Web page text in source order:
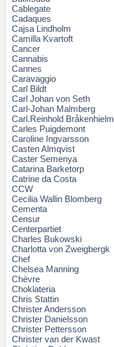
Cablegate
Cadaques
Cajsa Lindholm
Camilla Kvartoft
Cancer
Cannabis
Cannes
Caravaggio
Carl Bildt
Carl Johan von Seth
Carl-Johan Malmberg
Carl.Reinhold Bråkenhielm
Carles Puigdemont
Caroline Ingvarsson
Casten Almqvist
Caster Semenya
Catarina Barketorp
Catrine da Costa
CCW
Cecilia Wallin Blomberg
Cementa
Censur
Centerpartiet
Charles Bukowski
Charlotta von Zweigbergk
Chef
Chelsea Manning
Chèvre
Choklateria
Chris Stattin
Christer Andersson
Christer Danielsson
Christer Pettersson
Christer van der Kwast